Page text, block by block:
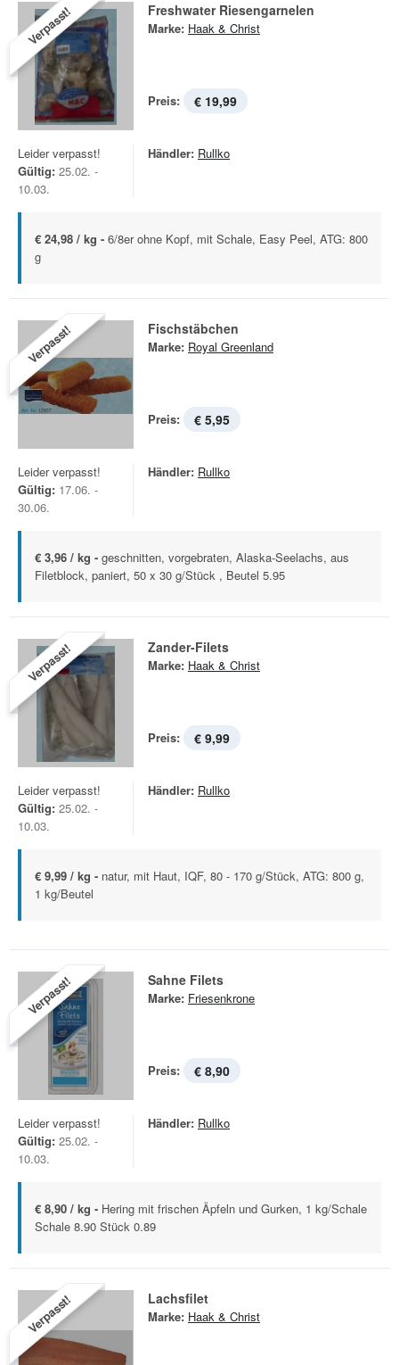
Verpasst! Freshwater Riesengarnelen
Marke: Haak & Christ
Preis: € 19,99
Leider verpasst!
Gültig: 25.02. -
10.03.
Händler: Rullko
€ 24,98 / kg - 6/8er ohne Kopf, mit Schale, Easy Peel, ATG: 800
g
Verpasst! Fischstäbchen
Marke: Royal Greenland
Preis: € 5,95
Leider verpasst!
Gültig: 17.06. -
30.06.
Händler: Rullko
€ 3,96 / kg - geschnitten, vorgebraten, Alaska-Seelachs, aus
Filetblock, paniert, 50 x 30 g/Stück , Beutel 5.95
Verpasst! Zander-Filets
Marke: Haak & Christ
Preis: € 9,99
Leider verpasst!
Gültig: 25.02. -
10.03.
Händler: Rullko
€ 9,99 / kg - natur, mit Haut, IQF, 80 - 170 g/Stück, ATG: 800 g,
1 kg/Beutel
Verpasst! Sahne Filets
Marke: Friesenkrone
Preis: € 8,90
Leider verpasst!
Gültig: 25.02. -
10.03.
Händler: Rullko
€ 8,90 / kg - Hering mit frischen Äpfeln und Gurken, 1 kg/Schale
Schale 8.90 Stück 0.89
Verpasst! Lachsfilet
Marke: Haak & Christ